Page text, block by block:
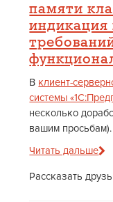
памяти
индикация
В клиент-
системы
несколько
вашим просьбам).
Читать дальше
Рассказать